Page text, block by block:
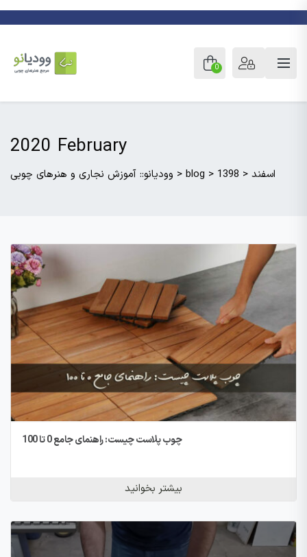
0
2020 February
وودیانو:: آموزش نجاری و هنرهای چوبی > blog > 1398 > اسفند
چوب پلاست چیست: راهنمای جامع 0 تا 100
بیشتر بخوانید